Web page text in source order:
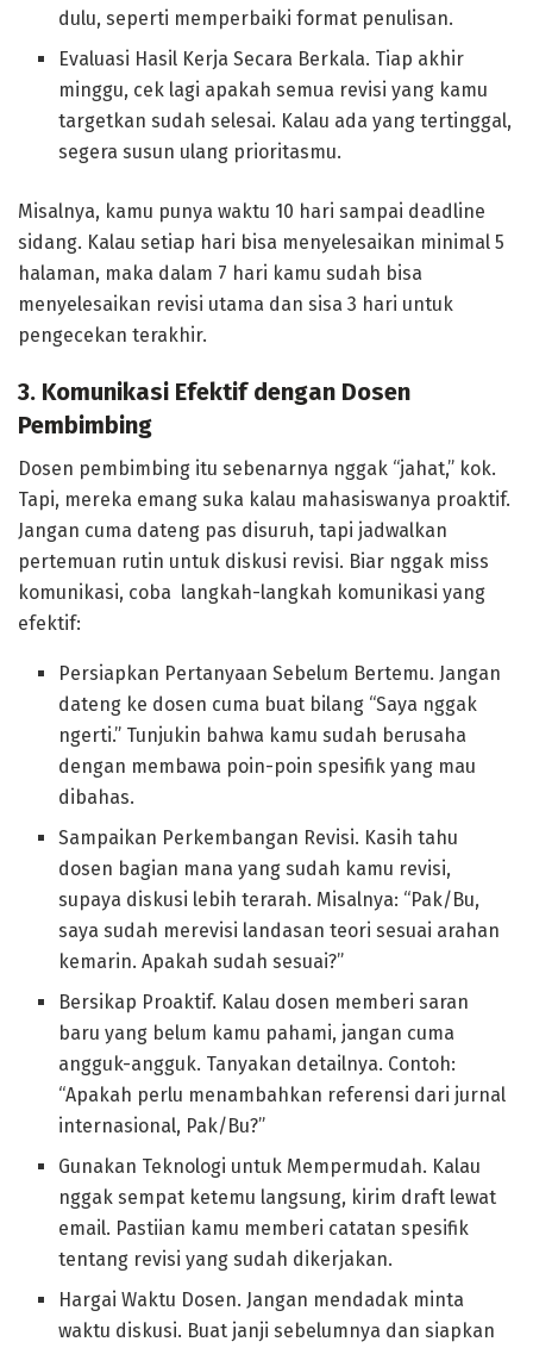
dulu, seperti memperbaiki format penulisan.
Evaluasi Hasil Kerja Secara Berkala. Tiap akhir
minggu, cek lagi apakah semua revisi yang kamu
targetkan sudah selesai. Kalau ada yang tertinggal,
segera susun ulang prioritasmu.
Misalnya, kamu punya waktu 10 hari sampai deadline
sidang. Kalau setiap hari bisa menyelesaikan minimal 5
halaman, maka dalam 7 hari kamu sudah bisa
menyelesaikan revisi utama dan sisa 3 hari untuk
pengecekan terakhir.
3. Komunikasi Efektif dengan Dosen
Pembimbing
Dosen pembimbing itu sebenarnya nggak “jahat,” kok.
Tapi, mereka emang suka kalau mahasiswanya proaktif.
Jangan cuma dateng pas disuruh, tapi jadwalkan
pertemuan rutin untuk diskusi revisi. Biar nggak miss
komunikasi, coba langkah-langkah komunikasi yang
efektif:
Persiapkan Pertanyaan Sebelum Bertemu. Jangan
dateng ke dosen cuma buat bilang “Saya nggak
ngerti.” Tunjukin bahwa kamu sudah berusaha
dengan membawa poin-poin spesifik yang mau
dibahas.
Sampaikan Perkembangan Revisi. Kasih tahu
dosen bagian mana yang sudah kamu revisi,
supaya diskusi lebih terarah. Misalnya: “Pak/Bu,
saya sudah merevisi landasan teori sesuai arahan
kemarin. Apakah sudah sesuai?”
Bersikap Proaktif. Kalau dosen memberi saran
baru yang belum kamu pahami, jangan cuma
angguk-angguk. Tanyakan detailnya. Contoh:
“Apakah perlu menambahkan referensi dari jurnal
internasional, Pak/Bu?”
Gunakan Teknologi untuk Mempermudah. Kalau
nggak sempat ketemu langsung, kirim draft lewat
email. Pastiian kamu memberi catatan spesifik
tentang revisi yang sudah dikerjakan.
Hargai Waktu Dosen. Jangan mendadak minta
waktu diskusi. Buat janji sebelumnya dan siapkan